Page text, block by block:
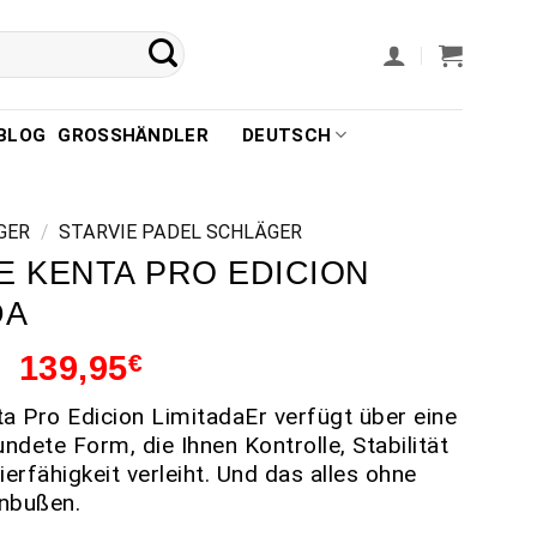
GROSSHÄNDLER DEUTSCH
/ STARVIE PADEL SCHLÄGER
KENTA PRO EDICION
139,95€
Pro Edicion LimitadaEr verfügt über eine
Form, die Ihnen Kontrolle, Stabilität
verleiht. Und das alles ohne